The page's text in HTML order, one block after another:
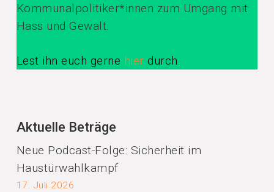
Kommunalpolitiker*innen zum Umgang mit
Hass und Gewalt.
Lest ihn euch gerne hier durch.
Aktuelle Beträge
Neue Podcast-Folge: Sicherheit im
Haustürwahlkampf
17. Juli 2026